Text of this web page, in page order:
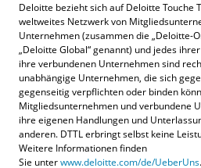
Deloitte bezieht sich auf Deloitte Touche
weltweites Netzwerk von
Unternehmen (zusammen die „Deloitte-
„Deloitte Global“ genannt) und jedes
ihre verbundenen Unternehmen sind
unabhängige Unternehmen, die sich
gegenseitig verpflichten oder binden
Mitgliedsunternehmen und verbundene
ihre eigenen Handlungen und
anderen. DTTL erbringt selbst keine
Weitere Informationen finden
Sie unterwww.deloitte.com/de/UeberUns.